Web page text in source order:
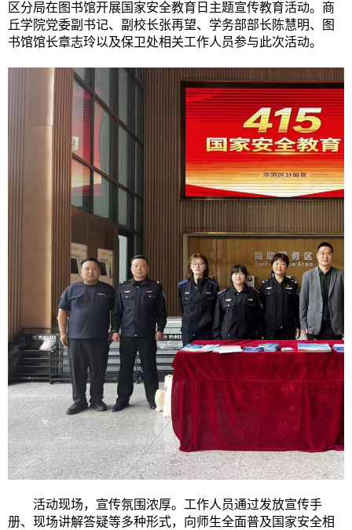
区分局在图书馆开展国家安全教育日主题宣传教育活动。商
丘学院党委副书记、副校长张再望、 学务部部长陈慧明、图
书馆馆长章志玲以及保卫处相关工作人员参与此次活动。
活动现场，宣传氛围浓厚。工作人员通过发放宣传手
册、现场讲解答疑等多种形式，向师生全面普及国家安全相